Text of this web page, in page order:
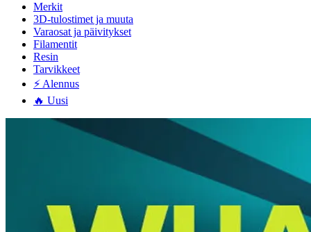
Merkit
3D-tulostimet ja muuta
Varaosat ja päivitykset
Filamentit
Resin
Tarvikkeet
⚡ Alennus
🔥 Uusi